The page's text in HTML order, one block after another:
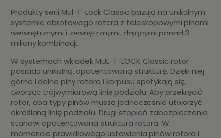
Produkty serii Mul-T-Lock Classic bazują na unikalnym
systemie obrotowego rotora z teleskopowymi pinami
wewnętrznymi i zewnętrznymi, dającymi ponad 3
miliony kombinacji.
W systemach wkładek MUL-T-LOCK Classic rotor
posiada unikalną, opatentowaną strukturę. Dzięki niej
górne i dolne piny rotora i korpusu spotykają się,
tworząc trójwymiarową linię podziału. Aby przekręcić
rotor, oba typy pinów muszą jednocześnie utworzyć
określoną linię podziału. Drugi stopień zabezpieczenia
stanowi opatentowana struktura rotora. W
momencie prawidłowego ustawienia pinów rotora i